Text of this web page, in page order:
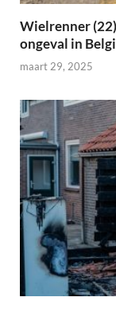
Wielrenner
ongeval in
maart 29, 2025